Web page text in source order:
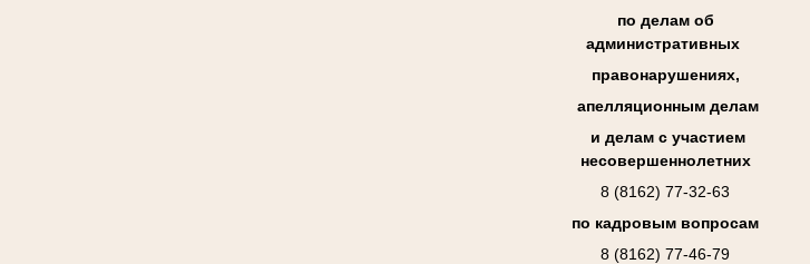
по делам об
административных
правонарушениях,
апелляционным делам
и делам с участием
несовершеннолетних
8 (8162) 77-32-63
по кадровым вопросам
8 (8162) 77-46-79